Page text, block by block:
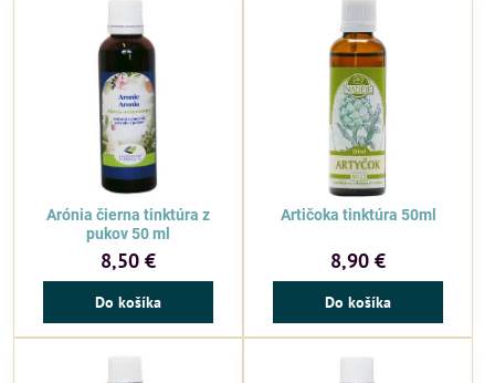
Arónia čierna tinktúra z
pukov 50 ml
8,50 €
Do košíka
Artičoka tinktúra 50ml
8,90 €
Do košíka